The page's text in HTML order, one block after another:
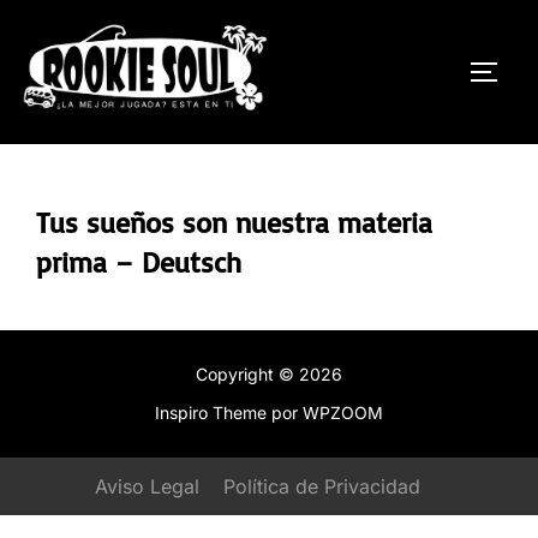
contenido
Tus sueños son nuestra materia
prima – Deutsch
Copyright © 2026
Inspiro Theme por WPZOOM
Aviso Legal Política de Privacidad